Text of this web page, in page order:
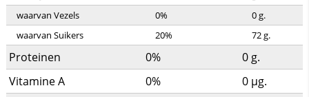
waarvan Vezels 0% 0g.
waarvan Suikers
20% 72g.
Proteinen 0% 0g.
Vitamine A
0% 0 µg.